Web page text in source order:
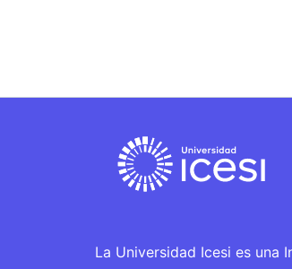
La Universidad Icesi es una